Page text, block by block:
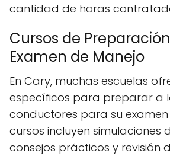
cantidad de horas
Cursos de
Examen de Manejo
En Cary, muchas escuelas
específicos para preparar a
conductores para su examen
cursos incluyen simulaciones
consejos prácticos y revisión